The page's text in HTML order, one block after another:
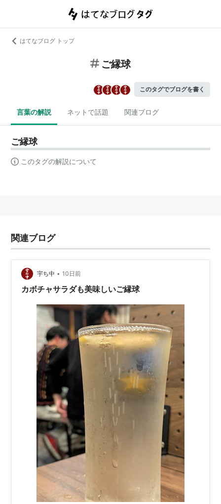
はてなブログ トップ
ご縁球
このタグでブログを書く
言葉の解説 ネットで話題 関連ブログ
ご縁球
このタグの解説について
関連ブログ
宇ち中 • 10日前
カボチャサラダも美味しいご縁球